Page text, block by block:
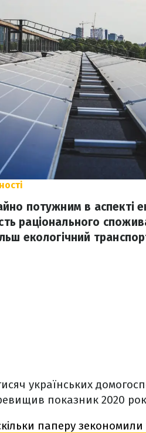
потужним в аспекті
раціонального
екологічний
українських
показник 2020
паперу зекономили